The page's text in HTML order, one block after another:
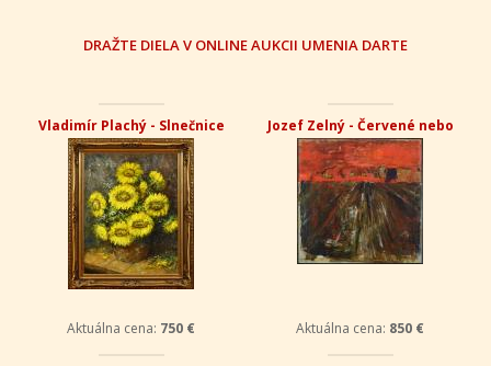
DRAŽTE DIELA V ONLINE AUKCII UMENIA DARTE
Vladimír Plachý - Slnečnice
Aktuálna cena: 750 €
Jozef Zelný - Červené nebo
Aktuálna cena: 850 €